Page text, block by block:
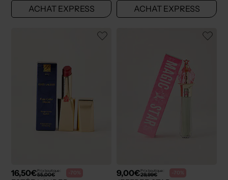
ACHAT EXPRESS ACHAT EXPRESS
16,50€Prix boutique :
55,00€ -70% 9,00€Prix boutique :
29,99€ -70%